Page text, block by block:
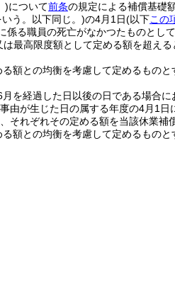
)について前条の規定による補償基礎
う。以下同じ。)の4月1日(以下この
る職員の死亡がなかつたものとし
最高限度額として定める額を超え
額との均衡を考慮して定めるものと
を経過した日以後の日である場合
由が生じた日の属する年度の4月1
れぞれその定める額を当該休業補
額との均衡を考慮して定めるものと